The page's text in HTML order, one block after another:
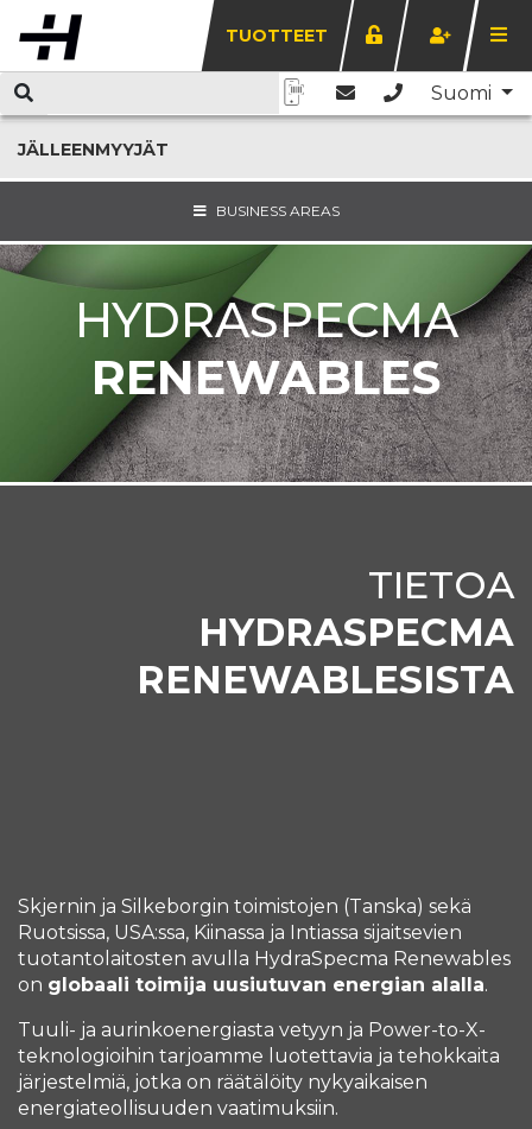
TUOTTEET
Suomi
JÄLLEENMYYJÄT
BUSINESS AREAS
HYDRASPECMA
RENEWABLES
TIETOA
HYDRASPECMA
RENEWABLESISTA
Skjernin ja Silkeborgin toimistojen (Tanska) sekä
Ruotsissa, USA:ssa, Kiinassa ja Intiassa sijaitsevien
tuotantolaitosten avulla HydraSpecma Renewables
on globaali toimija uusiutuvan energian alalla.
Tuuli- ja aurinkoenergiasta vetyyn ja Power-to-X-
teknologioihin tarjoamme luotettavia ja tehokkaita
järjestelmiä, jotka on räätälöity nykyaikaisen
energiateollisuuden vaatimuksiin.